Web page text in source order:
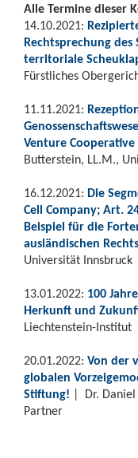
Alle Termine dieser
14.10.2021:
Rechtsprechung
territoriale
Fürstliches
11.11.2021:
Venture Cooperative
Butterstein, LL.M.,
16.12.2021: Die
Cell Company; Art.
Beispiel für die
ausländischen Rechts
Universität Innsbruck
13.01.2022: 100
Herkunft und
Liechtenstein-Institut
20.01.2022: Von der
globalen
Stiftung! | Dr.
Partner